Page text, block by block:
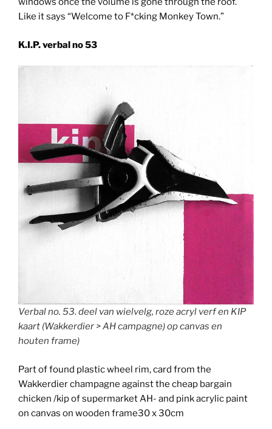
Like it says “Welcome to F*cking Monkey Town.”
K.I.P. verbal no 53
Verbal no. 53. deel van wielvelg, roze acryl verf en KIP
kaart (Wakkerdier > AH campagne) op canvas en
houten frame)
Part of found plastic wheel rim, card from the
Wakkerdier champagne against the cheap bargain
chicken /kip of supermarket AH- and pink acrylic paint
on canvas on wooden frame30 x 30cm